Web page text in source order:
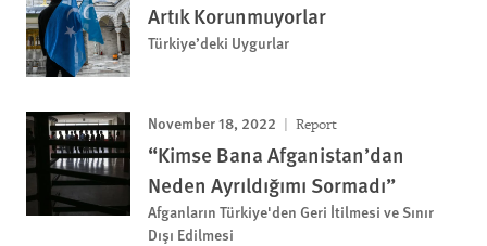
Artık Korunmuyorlar
Türkiye’deki Uygurlar
November 18, 2022 Report
“Kimse Bana Afganistan’dan
Neden Ayrıldığımı Sormadı”
Afganların Türkiye'den Geri İtilmesi ve Sınır
Dışı Edilmesi